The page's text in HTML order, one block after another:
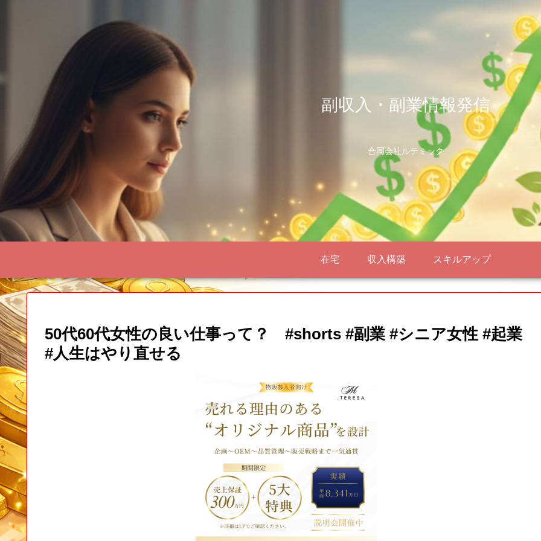
副収入・副業情報発信
合同会社ルテミック
在宅 収入構築 スキルアップ
50代60代女性の良い仕事って？ #shorts #副業 #シニア女性 #起業
#人生はやり直せる